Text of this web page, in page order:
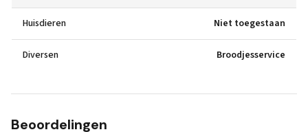
Huisdieren Niet toegestaan
Diversen Broodjesservice
Beoordelingen